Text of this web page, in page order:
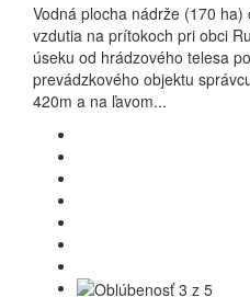
Vodná plocha nádrže (170
vzdutia na prítokoch pri obci
úseku od hrádzového telesa
prevádzkového objektu
420m a na ľavom...